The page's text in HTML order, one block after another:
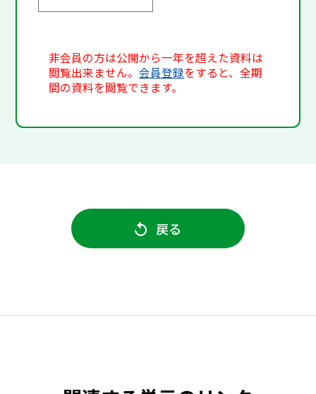
非会員の方は公開から一年を超えた資料は
閲覧出来ません。会員登録をすると、全期
間の資料を閲覧できます。
戻る